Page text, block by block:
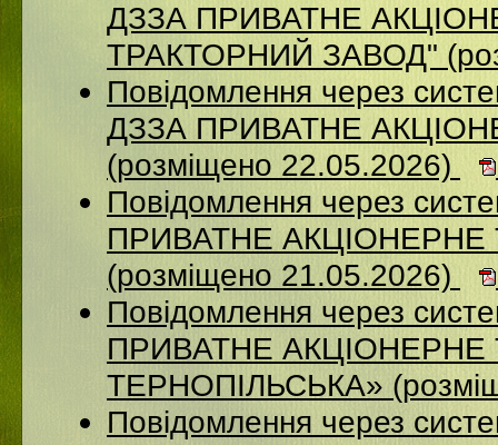
ДЗЗА ПРИВАТНЕ
ТРАКТОРНИЙ ЗАВОД"
Повідомлення через
ДЗЗА ПРИВАТНЕ
(розміщено 22.05.2026)
Повідомлення через
ПРИВАТНЕ
(розміщено 21.05.2026)
Повідомлення через
ПРИВАТНЕ
ТЕРНОПІЛЬСЬКА»
Повідомлення через